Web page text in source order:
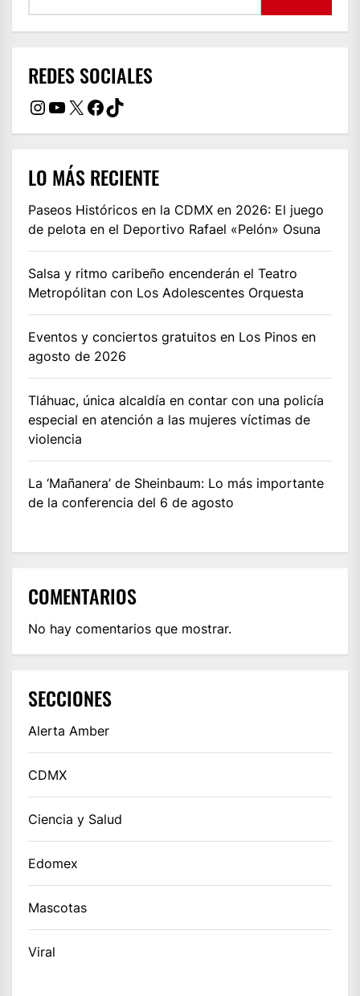
REDES SOCIALES
Instagram
YouTube
X Facebook
TikTok
LO MÁS RECIENTE
Paseos Históricos en la CDMX en 2026: El juego
de pelota en el Deportivo Rafael «Pelón» Osuna
Salsa y ritmo caribeño encenderán el Teatro
Metropólitan con Los Adolescentes Orquesta
Eventos y conciertos gratuitos en Los Pinos en
agosto de 2026
Tláhuac, única alcaldía en contar con una policía
especial en atención a las mujeres víctimas de
violencia
La ‘Mañanera’ de Sheinbaum: Lo más importante
de la conferencia del 6 de agosto
COMENTARIOS
No hay comentarios que mostrar.
SECCIONES
Alerta Amber
CDMX
Ciencia y Salud
Edomex
Mascotas
Viral